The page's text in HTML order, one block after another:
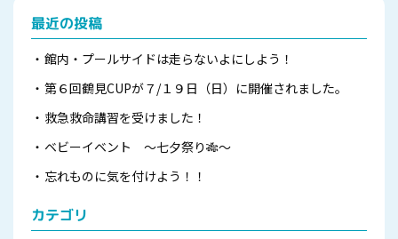
最近の投稿
館内・プールサイドは走らないよにしよう！
第６回鶴見CUPが７/１９日（日）に開催されました。
救急救命講習を受けました！
ベビーイベント ～七夕祭り🎋～
忘れものに気を付けよう！！
カテゴリ